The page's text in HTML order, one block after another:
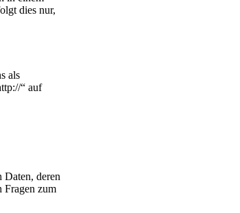
dies nur,
als
“ auf
Daten, deren
Fragen zum